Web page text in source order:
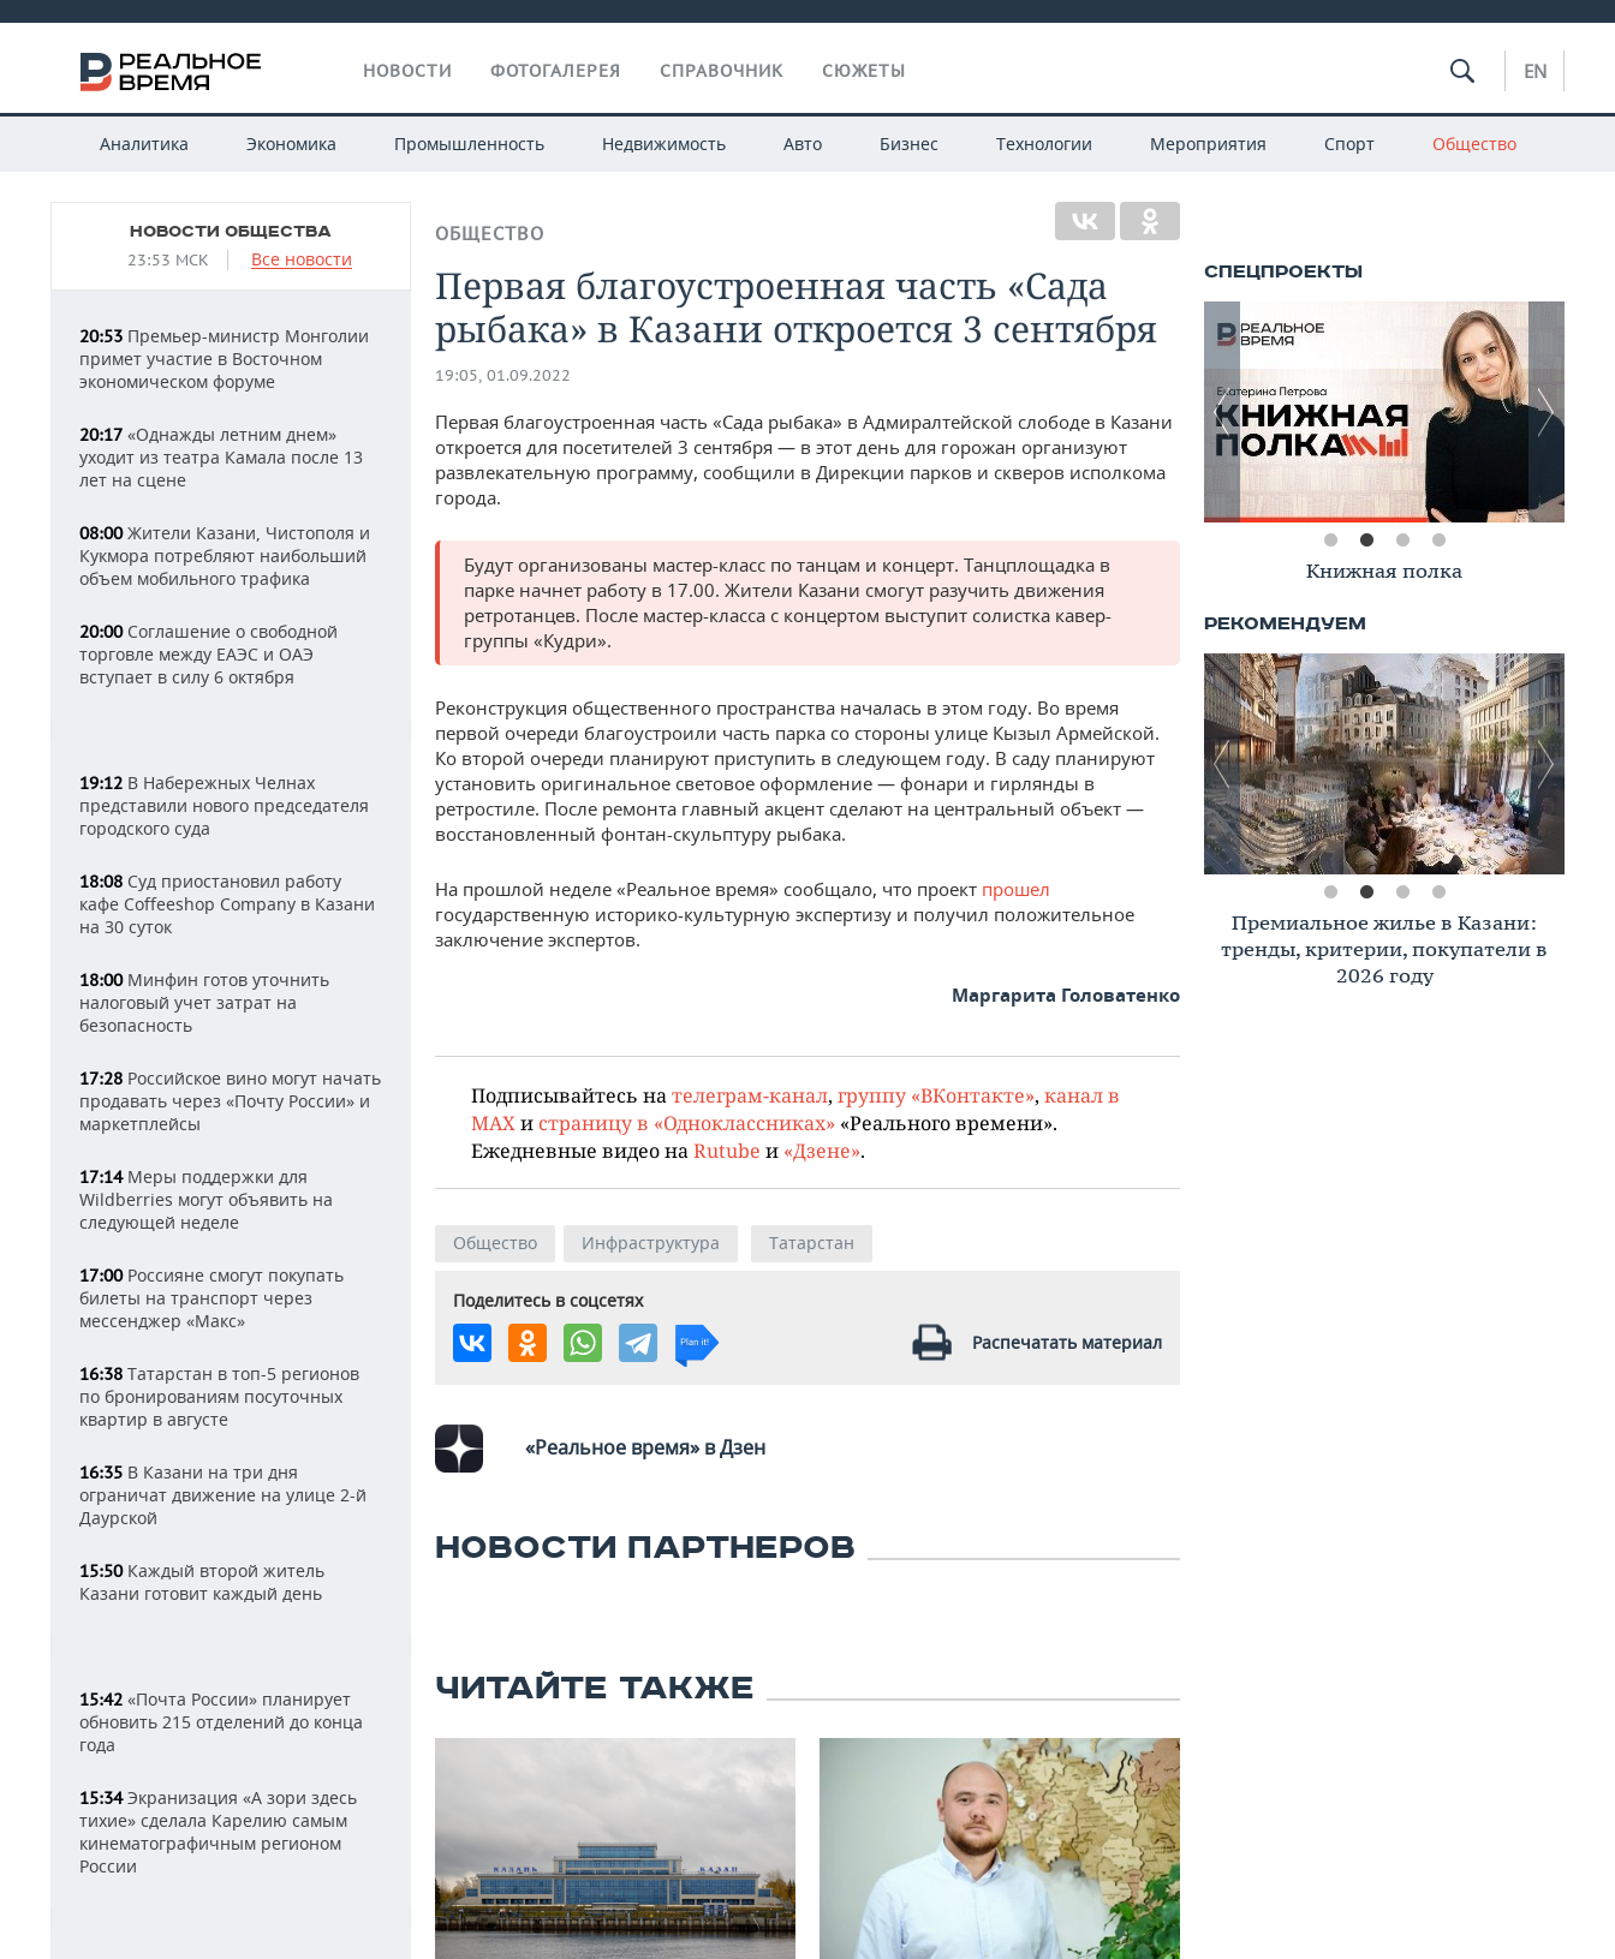
НОВОСТИ ФОТОГАЛЕРЕЯ СПРАВОЧНИК СЮЖЕТЫ EN
Аналитика Экономика Промышленность Недвижимость Авто Бизнес Технологии Мероприятия Спорт Общество
НОВОСТИ ОБЩЕСТВА
23:53 МСК Все новости
20:53 Премьер-министр Монголии
примет участие в Восточном
экономическом форуме
20:17 «Однажды летним днем»
уходит из театра Камала после 13
лет на сцене
08:00Жители Казани, Чистополя и
Кукмора потребляют наибольший
объем мобильного трафика
20:00Соглашение о свободной
торговле между ЕАЭС и ОАЭ
вступает в силу 6 октября
19:12 В Набережных Челнах
представили нового председателя
городского суда
18:08 Суд приостановил работу
кафе Coffeeshop Company в Казани
на 30 суток
18:00Минфин готов уточнить
налоговый учет затрат на
безопасность
17:28 Российское вино могут начать
продавать через «Почту России» и
маркетплейсы
17:14Меры поддержки для
Wildberries могут объявить на
следующей неделе
17:00Россияне смогут покупать
билеты на транспорт через
мессенджер «Макс»
16:38 Татарстан в топ-5 регионов
по бронированиям посуточных
квартир в августе
16:35 В Казани на три дня
ограничат движение на улице 2-й
Даурской
15:50Каждый второй житель
Казани готовит каждый день
15:42 «Почта России» планирует
обновить 215 отделений до конца
года
15:34Экранизация «А зори здесь
тихие» сделала Карелию самым
кинематографичным регионом
России
ОБЩЕСТВО
Первая благоустроенная часть «Сада
рыбака» в Казани откроется 3 сентября
19:05, 01.09.2022
Первая благоустроенная часть «Сада рыбака» в Адмиралтейской слободе в Казани
откроется для посетителей 3 сентября — в этот день для горожан организуют
развлекательную программу, сообщили в Дирекции парков и скверов исполкома
города.
Будут организованы мастер-класс по танцам и концерт. Танцплощадка в
парке начнет работу в 17.00. Жители Казани смогут разучить движения
ретротанцев. После мастер-класса с концертом выступит солистка кавер-
группы «Кудри».
Реконструкция общественного пространства началась в этом году. Во время
первой очереди благоустроили часть парка со стороны улице Кызыл Армейской.
Ко второй очереди планируют приступить в следующем году. В саду планируют
установить оригинальное световое оформление — фонари и гирлянды в
ретростиле. После ремонта главный акцент сделают на центральный объект —
восстановленный фонтан-скульптуру рыбака.
На прошлой неделе «Реальное время» сообщало, что проект прошел
государственную историко-культурную экспертизу и получил положительное
заключение экспертов.
Маргарита Головатенко
Подписывайтесь на телеграм-канал, группу «ВКонтакте», канал в
MAX и страницу в «Одноклассниках» «Реального времени».
Ежедневные видео на Rutube и «Дзене».
Общество Инфраструктура Татарстан
Поделитесь в соцсетях
Распечатать материал
«Реальное время» в Дзен
НОВОСТИ ПАРТНЕРОВ
ЧИТАЙТЕ ТАКЖЕ
Книжная полка
Премиальное жилье в Казани:
тренды, критерии, покупатели в
2026 году